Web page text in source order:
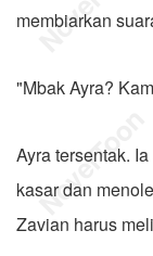
membiarkan
"Mbak Ayra?
Ayra tersentak.
kasar dan
Zavian harus